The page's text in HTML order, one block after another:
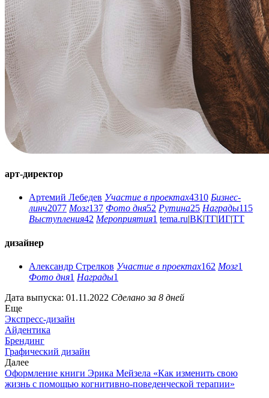
арт-директор
Артемий Лебедев Участие в проектах4310 Бизнес-
линч2077 Мозг137 Фото дня52 Рутина25 Награды115
Выступления42 Мероприятия1 tema.ru|ВК|ТГ|ИГ|ТТ
дизайнер
Александр Стрелков Участие в проектах162 Мозг1
Фото дня1 Награды1
Дата выпуска: 01.11.2022 Сделано за 8 дней
Еще
Экспресс-дизайн
Айдентика
Брендинг
Графический дизайн
Далее
Оформление книги Эрика Мейзела «Как изменить свою
жизнь с помощью когнитивно-поведенческой терапии»